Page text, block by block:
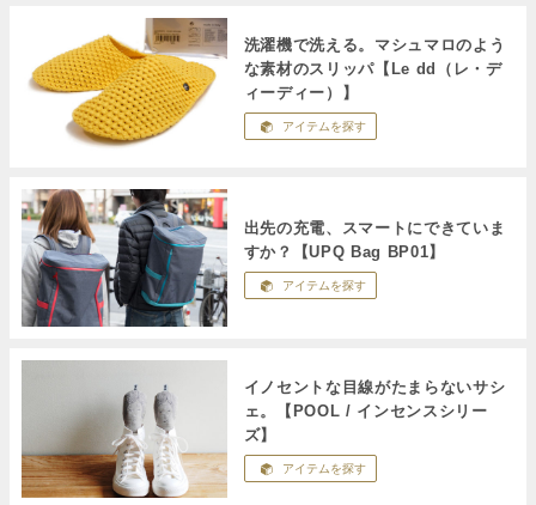
洗濯機で洗える。マシュマロのよう
な素材のスリッパ【Le dd（レ・デ
ィーディー）】
アイテムを探す
出先の充電、スマートにできていま
すか？【UPQ Bag BP01】
アイテムを探す
イノセントな目線がたまらないサシ
ェ。【POOL / インセンスシリー
ズ】
アイテムを探す